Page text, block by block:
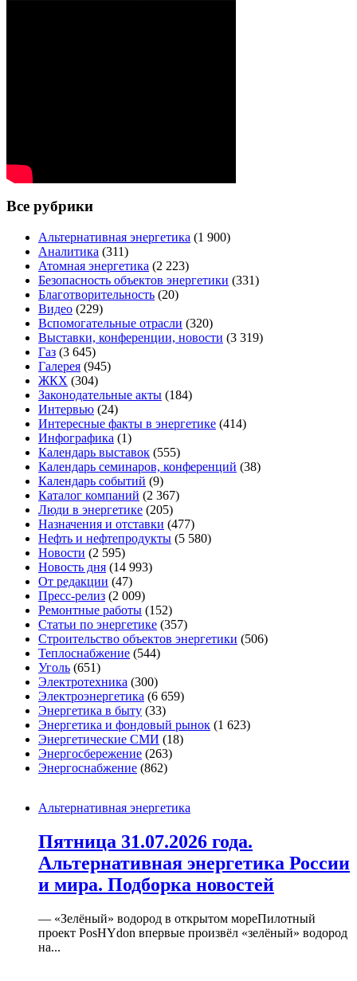
Все рубрики
Альтернативная энергетика (1 900)
Аналитика (311)
Атомная энергетика (2 223)
Безопасность объектов энергетики (331)
Благотворительность (20)
Видео (229)
Вспомогательные отрасли (320)
Выставки, конференции, новости (3 319)
Газ (3 645)
Галерея (945)
ЖКХ (304)
Законодательные акты (184)
Интервью (24)
Интересные факты в энергетике (414)
Инфографика (1)
Календарь выставок (555)
Календарь семинаров, конференций (38)
Календарь событий (9)
Каталог компаний (2 367)
Люди в энергетике (205)
Назначения и отставки (477)
Нефть и нефтепродукты (5 580)
Новости (2 595)
Новость дня (14 993)
От редакции (47)
Пресс-релиз (2 009)
Ремонтные работы (152)
Статьи по энергетике (357)
Строительство объектов энергетики (506)
Теплоснабжение (544)
Уголь (651)
Электротехника (300)
Электроэнергетика (6 659)
Энергетика в быту (33)
Энергетика и фондовый рынок (1 623)
Энергетические СМИ (18)
Энергосбережение (263)
Энергоснабжение (862)
Альтернативная энергетика
Пятница 31.07.2026 года.
Альтернативная энергетика России
и мира. Подборка новостей
— «Зелёный» водород в открытом мореПилотный
проект PosHYdon впервые произвёл «зелёный» водород
на...